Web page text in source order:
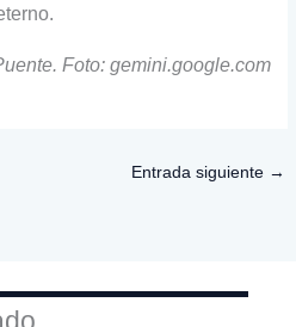
Foto: gemini.google.com
Entrada siguiente →